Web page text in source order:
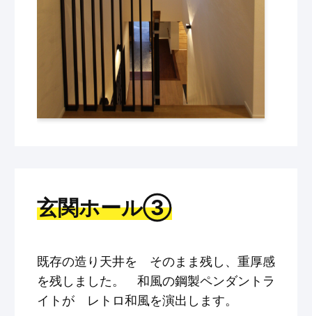
玄関ホール③
既存の造り天井を そのまま残し、重厚感
を残しました。 和風の鋼製ペンダントラ
イトが レトロ和風を演出します。